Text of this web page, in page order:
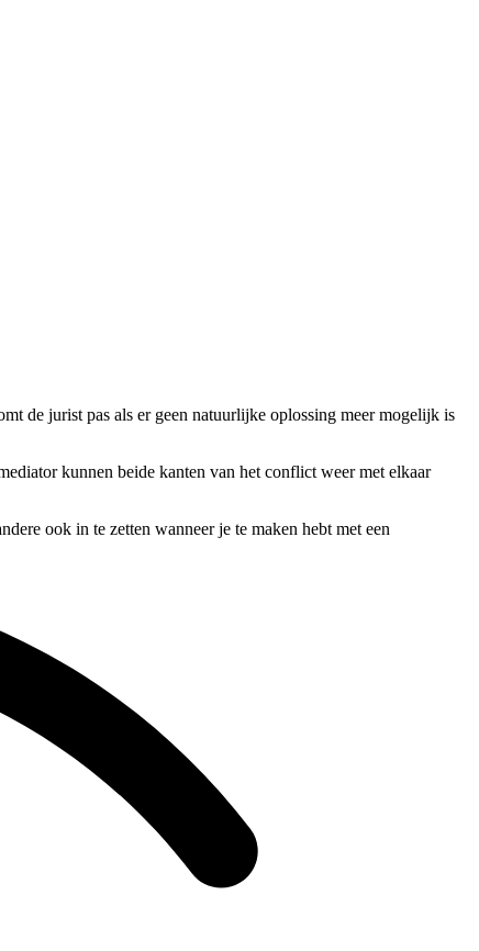
de jurist pas als er geen natuurlijke oplossing meer mogelijk is
kunnen beide kanten van het conflict weer met elkaar
ook in te zetten wanneer je te maken hebt met een